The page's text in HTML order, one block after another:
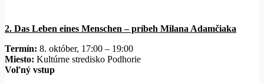
2. Das Leben eines Menschen – príbeh Milana Adamčiaka
Termín: 8. október, 17:00 – 19:00
Miesto: Kultúrne stredisko Podhorie
Voľný vstup